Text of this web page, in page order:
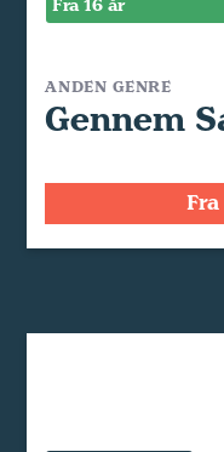
Fra 16 år
ANDEN GENRE
Gennem